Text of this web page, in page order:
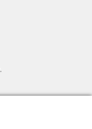
.